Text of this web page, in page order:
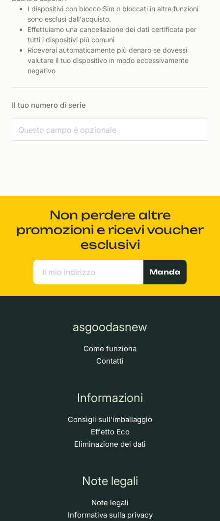
I dispositivi con blocco Sim o bloccati in altre funzioni
sono esclusi dall'acquisto.
Effettuiamo una cancellazione dei dati certificata per
tutti i dispositivi più comuni
Riceverai automaticamente più denaro se dovessi
valutare il tuo dispositivo in modo eccessivamente
negativo
Il tuo numero di serie
Non perdere altre
promozioni e ricevi voucher
esclusivi
Manda
asgoodasnew
Come funziona
Contatti
Informazioni
Consigli sull'imballaggio
Effetto Eco
Eliminazione dei dati
Note legali
Note legali
Informativa sulla privacy